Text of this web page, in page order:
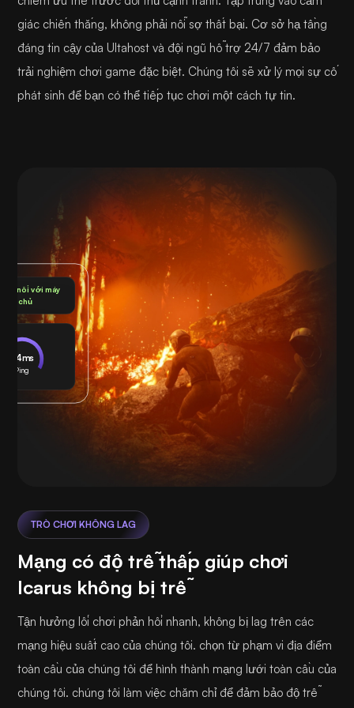
giác chiến thắng, không phải nỗi sợ thất bại. Cơ sở hạ tầng
đáng tin cậy của Ultahost và đội ngũ hỗ trợ 24/7 đảm bảo
trải nghiệm chơi game đặc biệt. Chúng tôi sẽ xử lý mọi sự cố
phát sinh để bạn có thể tiếp tục chơi một cách tự tin.
kết nối với máy
chủ
24ms
Ping
TRÒ CHƠI KHÔNG LAG
Mạng có độ trễ thấp giúp chơi
Icarus không bị trễ
Tận hưởng lối chơi phản hồi nhanh, không bị lag trên các
mạng hiệu suất cao của chúng tôi. chọn từ phạm vi địa điểm
toàn cầu của chúng tôi để hình thành mạng lưới toàn cầu của
chúng tôi. chúng tôi làm việc chăm chỉ để đảm bảo độ trễ